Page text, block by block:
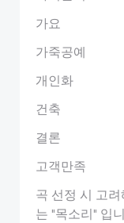
가요
가죽공예
개인화
건축
결론
고객만족
곡 선정 시 고
는 "목소리" 입